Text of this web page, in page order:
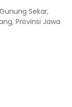
Sekar,
Provinsi Jawa